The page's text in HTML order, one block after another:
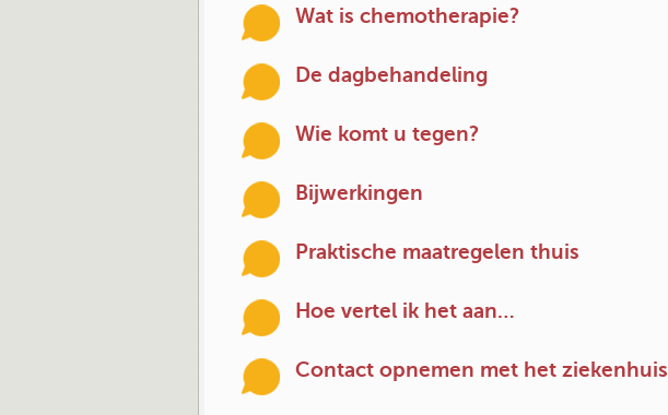
Wat is chemotherapie?
De dagbehandeling
Wie komt u tegen?
Bijwerkingen
Praktische maatregelen thuis
Hoe vertel ik het aan…
Contact opnemen met het ziekenhuis